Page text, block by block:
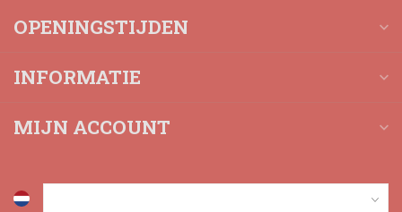
OPENINGSTIJDEN
INFORMATIE
MIJN ACCOUNT